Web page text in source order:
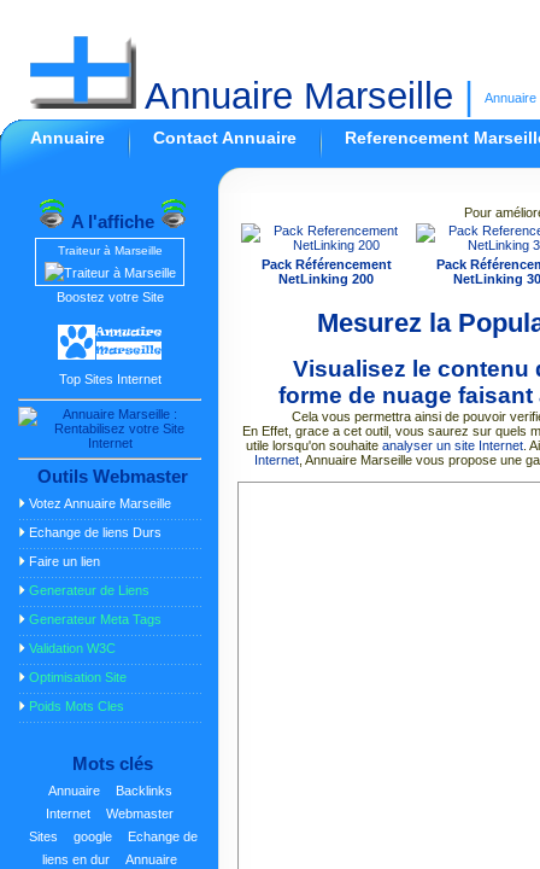
Annuaire Marseille Annuaire
Annuaire Contact Annuaire Referencement
A l'affiche
Traiteur à Marseille
Boostez votre Site
Top Sites Internet
Outils Webmaster
Votez Annuaire Marseille
Echange de liens Durs
Faire un lien
Generateur de Liens
Generateur Meta Tags
Validation W3C
Optimisation Site
Poids Mots Cles
Mots clés
Annuaire
Backlinks
Internet
Webmaster
Sites
google
Echange de
liens en dur
Annuaire
Pour
Pack Référencement
NetLinking 200
Pack
NetLinking
Mesurez la
Visualisez le contenu
forme de nuage
Cela vous permettra ainsi de pouvoir
En Effet, grace a cet outil, vous saurez sur quels
utile lorsqu'on souhaite analyser un site Internet.
Internet, Annuaire Marseille vous propose une